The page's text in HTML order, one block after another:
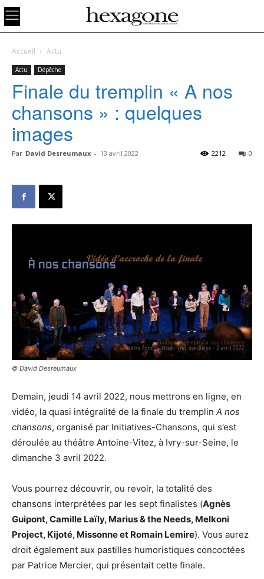
Accueil Actu
Actu Dépêche
Finale du tremplin « A nos
chansons » : quelques
images
Par David Desreumaux - 13 avril 2022 0
2212
© David Desreumaux
Demain, jeudi 14 avril 2022, nous mettrons en ligne, en
vidéo, la quasi intégralité de la finale du tremplin A nos
chansons, organisé par Initiatives-Chansons, qui s’est
déroulée au théâtre Antoine-Vitez, à Ivry-sur-Seine, le
dimanche 3 avril 2022.
Vous pourrez découvrir, ou revoir, la totalité des
chansons interprétées par les sept finalistes (Agnès
Guipont, Camille Laïly, Marius & the Needs, Melkoni
Project, Kijoté, Missonne et Romain Lemire). Vous aurez
droit également aux pastilles humoristiques concoctées
par Patrice Mercier, qui présentait cette finale.